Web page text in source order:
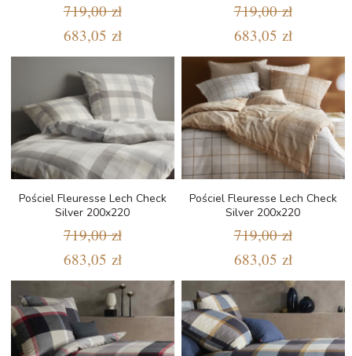
719,00 zł
683,05 zł
719,00 zł
683,05 zł
Pościel Fleuresse Lech Check
Silver 200x220
719,00 zł
683,05 zł
Pościel Fleuresse Lech Check
Silver 200x220
719,00 zł
683,05 zł